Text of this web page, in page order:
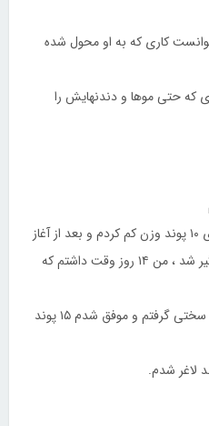
کاری که به او محول شده
که حتی موها و دندنهایش را
فیلمبرداری تا زمانیکه فانتین دستگیر شد ، من ۱۴ روز وقت داشتم که
وزن کم کنم و به همین دلیل رژیم سختی گرفتم و موفق شدم ۱۵ پوند